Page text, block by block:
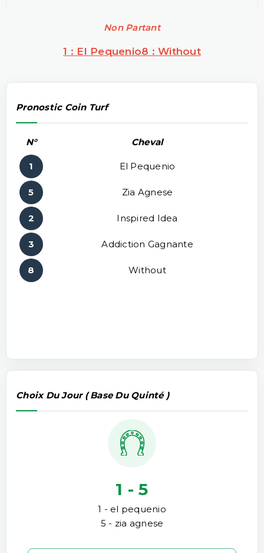
Non Partant
1 : El Pequenio8 : Without
Pronostic Coin Turf
N° Cheval
1 El Pequenio
5 Zia Agnese
2 Inspired Idea
3 Addiction Gagnante
8 Without
Choix Du Jour ( Base Du Quinté )
1 - 5
1 - el pequenio
5 - zia agnese